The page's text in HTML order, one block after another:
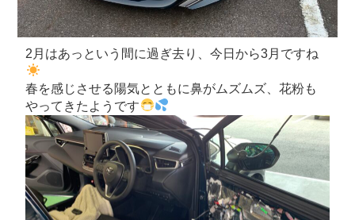
2月はあっという間に過ぎ去り、今日から3月ですね
春を感じさせる陽気とともに鼻がムズムズ、花粉も
やってきたようです